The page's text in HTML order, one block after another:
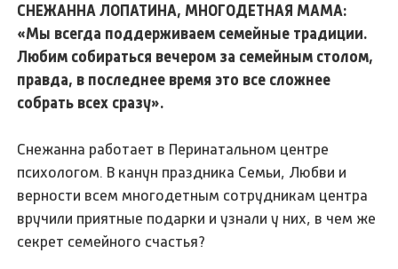
СНЕЖАННА ЛОПАТИНА, МНОГОДЕТНАЯ МАМА:
«Мы всегда поддерживаем семейные традиции.
Любим собираться вечером за семейным столом,
правда, в последнее время это все сложнее
собрать всех сразу».
Снежанна работает в Перинатальном центре
психологом. В канун праздника Семьи, Любви и
верности всем многодетным сотрудникам центра
вручили приятные подарки и узнали у них, в чем же
секрет семейного счастья?